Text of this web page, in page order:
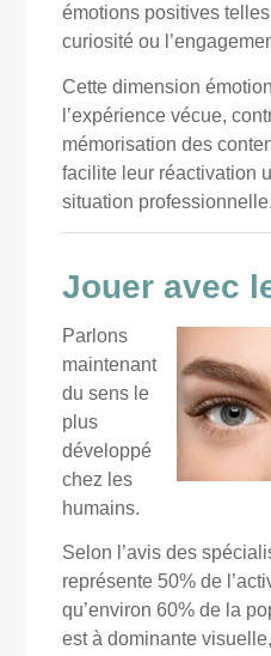
émotions positives
curiosité ou
Cette dimension
l’expérience vécue,
mémorisation des
facilite leur réactivation
situation professionnelle.
Jouer avec
Parlons
maintenant
du sens le
plus
développé
chez les
humains.
Selon l’avis des
représente 50% de
qu’environ 60% de la
est à dominante visuelle,